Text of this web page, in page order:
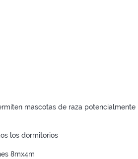
mascotas de raza potencialmente
los dormitorios
8mx4m